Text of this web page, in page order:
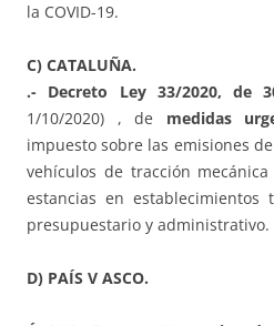
la COVID-19.
C) CATALUÑA.
.- Decreto Ley 33/2020, de
1/10/2020) , de medidas
impuesto sobre las emisiones
vehículos de tracción
estancias en
presupuestario y administrativo.
D) PAÍS V ASCO.